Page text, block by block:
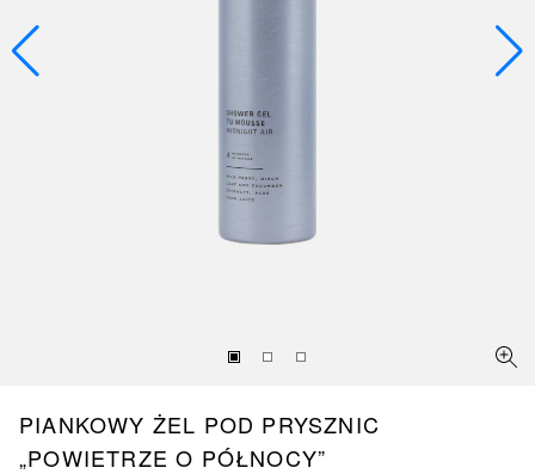
PIANKOWY ŻEL POD PRYSZNIC
„POWIETRZE O PÓŁNOCY”